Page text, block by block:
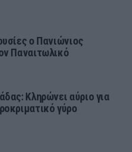
ο Πανιώνιος
Παναιτωλικό
Κληρώνει αύριο για
γύρο